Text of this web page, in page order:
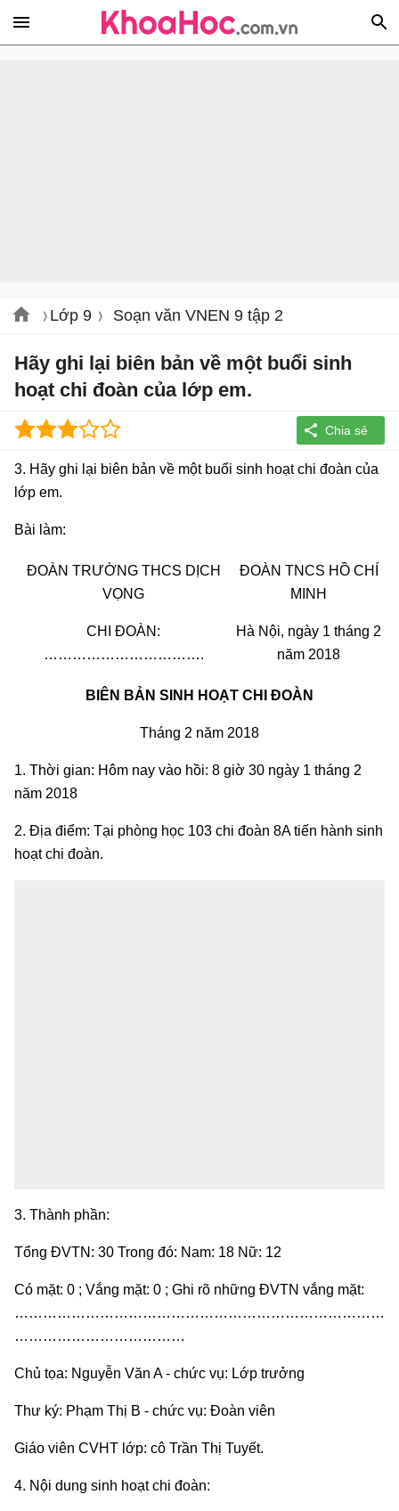
Lớp 9 Soạn văn VNEN 9 tập 2
Hãy ghi lại biên bản về một buổi sinh
hoạt chi đoàn của lớp em.
3. Hãy ghi lại biên bản về một buổi sinh hoạt chi đoàn của
lớp em.
Bài làm:
ĐOÀN TRƯỜNG THCS DỊCH
VỌNG
CHI ĐOÀN:
…………………………….
ĐOÀN TNCS HỒ CHÍ
MINH
Hà Nội, ngày 1 tháng 2
năm 2018
BIÊN BẢN SINH HOẠT CHI ĐOÀN
Tháng 2 năm 2018
1. Thời gian: Hôm nay vào hồi: 8 giờ 30 ngày 1 tháng 2
năm 2018
2. Địa điểm: Tại phòng học 103 chi đoàn 8A tiến hành sinh
hoạt chi đoàn.
3. Thành phần:
Tổng ĐVTN: 30 Trong đó: Nam: 18 Nữ: 12
Có mặt: 0 ; Vắng mặt: 0 ; Ghi rõ những ĐVTN vắng mặt:
……………………………………………………………………
………………………………
Chủ tọa: Nguyễn Văn A - chức vụ: Lớp trưởng
Thư ký: Phạm Thị B - chức vụ: Đoàn viên
Giáo viên CVHT lớp: cô Trần Thị Tuyết.
4. Nội dung sinh hoạt chi đoàn: